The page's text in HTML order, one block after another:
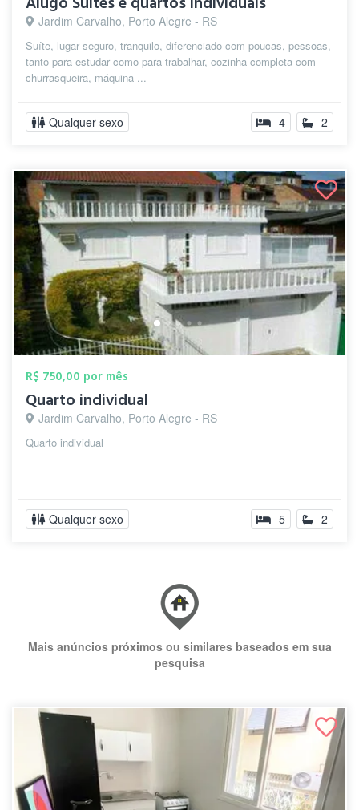
Jardim Carvalho, Porto Alegre - RS
Suíte, lugar seguro, tranquilo, diferenciado com poucas, pessoas,
tanto para estudar como para trabalhar, cozinha completa com
churrasqueira, máquina ...
Qualquer sexo 4 2
R$ 750,00 por mês
Quarto individual
Jardim Carvalho, Porto Alegre - RS
Quarto individual
Qualquer sexo 5 2
Mais anúncios próximos ou similares baseados em sua
pesquisa